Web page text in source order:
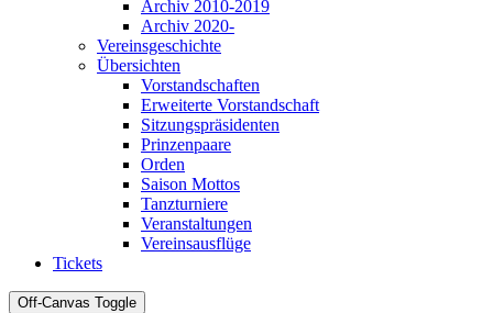
Archiv 2010-2019
Archiv 2020-
Vereinsgeschichte
Übersichten
Vorstandschaften
Erweiterte Vorstandschaft
Sitzungspräsidenten
Prinzenpaare
Orden
Saison Mottos
Tanzturniere
Veranstaltungen
Vereinsausflüge
Tickets
Off-Canvas Toggle